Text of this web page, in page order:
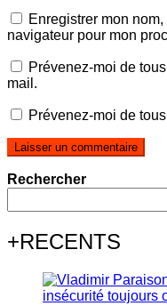
Enregistrer mon
navigateur pour mon
Prévenez-moi de
mail.
Prévenez-moi de
Rechercher
+RECENTS